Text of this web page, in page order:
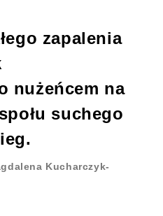
zapalenia
nużeńcem na
suchego
Kucharczyk-